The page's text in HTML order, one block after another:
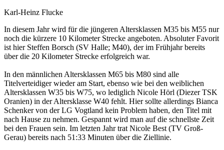
Karl-Heinz Flucke
In diesem Jahr wird für die jüngeren Altersklassen M35 bis M55 nur
noch die kürzere 10 Kilometer Strecke angeboten. Absoluter Favorit
ist hier Steffen Borsch (SV Halle; M40), der im Frühjahr bereits
über die 20 Kilometer Strecke erfolgreich war.
In den männlichen Altersklassen M65 bis M80 sind alle
Titelverteidiger wieder am Start, ebenso wie bei den weiblichen
Altersklassen W35 bis W75, wo lediglich Nicole Hörl (Diezer TSK
Oranien) in der Altersklasse W40 fehlt. Hier sollte allerdings Bianca
Schenker von der LG Vogtland kein Problem haben, den Titel mit
nach Hause zu nehmen. Gespannt wird man auf die schnellste Zeit
bei den Frauen sein. Im letzten Jahr trat Nicole Best (TV Groß-
Gerau) bereits nach 51:33 Minuten über die Ziellinie.